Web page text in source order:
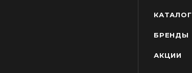
КАТАЛОГ
БРЕНДЫ
АКЦИИ